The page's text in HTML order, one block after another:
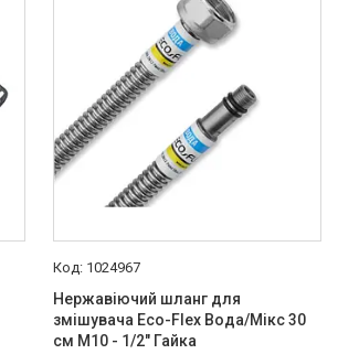
1024967
Нержавіючий шланг для
змішувача Eco-Flex Вода/Мікс 30
см М10 - 1/2" Гайка